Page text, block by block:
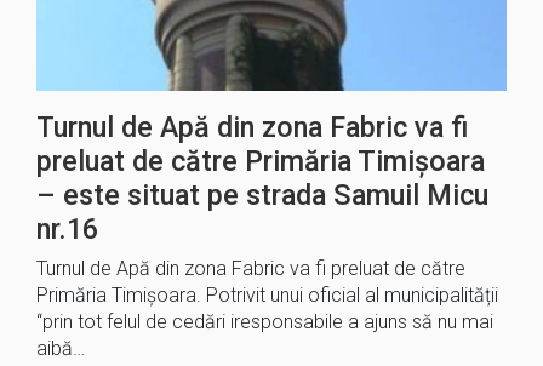
Turnul de Apă din zona Fabric va fi
preluat de către Primăria Timișoara
– este situat pe strada Samuil Micu
nr.16
Turnul de Apă din zona Fabric va fi preluat de către
Primăria Timișoara. Potrivit unui oficial al municipalității
“prin tot felul de cedări iresponsabile a ajuns să nu mai
aibă…